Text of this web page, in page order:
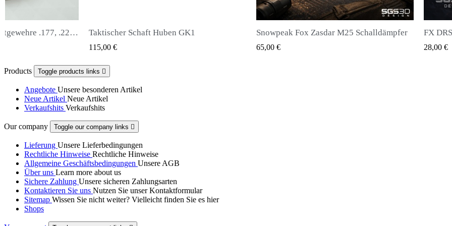
VIEWGK1 QUICK VIEW
Snowpeak Fox Zasdar M25 Schalldämpfer
65,00 €
QUICK VIEW FX DRS - Magazin für alle Arten von Kugeln
28,00 €
Huben
20,00 €
Products Toggle products links 
Angebote Unsere besonderen Artikel
Neue Artikel Neue Artikel
Verkaufshits Verkaufshits
Our company Toggle our company links 
Lieferung Unsere Lieferbedingungen
Rechtliche Hinweise Rechtliche Hinweise
Allgemeine Geschäftsbedingungen Unsere AGB
Über uns Learn more about us
Sichere Zahlung Unsere sicheren Zahlungsarten
Kontaktieren Sie uns Nutzen Sie unser Kontaktformular
Sitemap Wissen Sie nicht weiter? Vielleicht finden Sie es hier
Shops